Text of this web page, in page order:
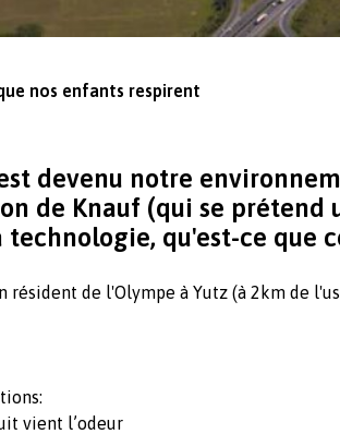
nos enfants respirent
devenu notre
de Knauf (qui se prétend
qu'est-ce que
résident de l'Olympe à Yutz (à 2km de
vient l’odeur